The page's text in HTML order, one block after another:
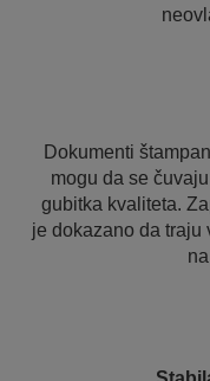
Dokumenti
mogu da se
gubitka kvaliteta.
je dokazano da traju